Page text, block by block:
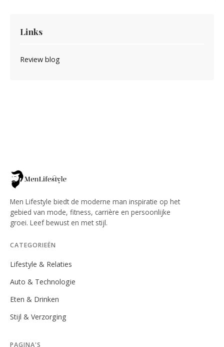
Links
Review blog
Men Lifestyle biedt de moderne man inspiratie op het
gebied van mode, fitness, carrière en persoonlijke
groei. Leef bewust en met stijl.
CATEGORIEËN
Lifestyle & Relaties
Auto & Technologie
Eten & Drinken
Stijl & Verzorging
PAGINA'S